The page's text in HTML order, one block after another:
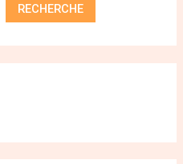
RECHERCHE